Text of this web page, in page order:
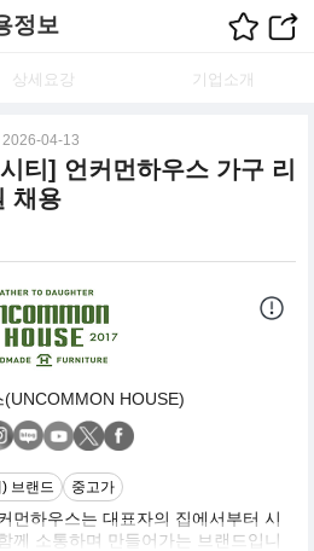
정보
상세요강 기업소개
2026-04-13
티] 언커먼하우스 가구 리
채용
(UNCOMMON HOUSE)
브랜드 중고가
먼하우스는 대표자의 집에서부터 시
께 소통하며 만들어가는 브랜드입니